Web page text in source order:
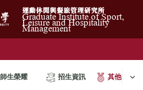
運動休閒與餐旅管理研究所
Graduate Institute of Sport,
Leisure and Hospitality
Management
師生榮耀 招生資訊 其他公告